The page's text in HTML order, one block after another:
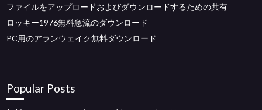
ファイルをアップロードおよびダウンロードするための共有
ロッキー1976無料急流のダウンロード
PC用のアランウェイク無料ダウンロード
Popular Posts